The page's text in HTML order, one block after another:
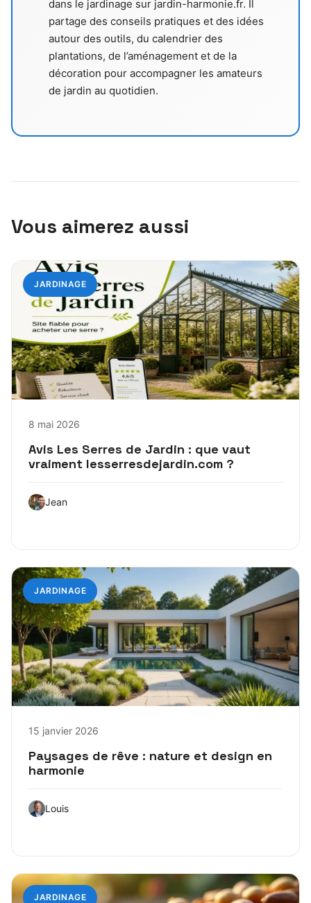
dans le jardinage sur jardin-harmonie.fr. Il
partage des conseils pratiques et des idées
autour des outils, du calendrier des
plantations, de l’aménagement et de la
décoration pour accompagner les amateurs
de jardin au quotidien.
Vous aimerez aussi
JARDINAGE
8 mai 2026
Avis Les Serres de Jardin : que vaut
vraiment lesserresdejardin.com ?
Jean
JARDINAGE
15 janvier 2026
Paysages de rêve : nature et design en
harmonie
Louis
JARDINAGE